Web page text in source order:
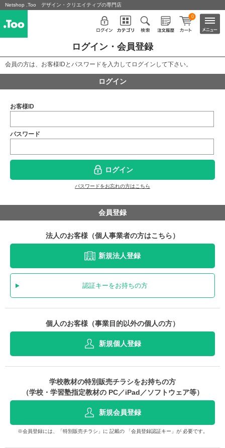
Netshop .Too デザイン・クリエイティブの専門店
0
ログイン・会員登録
会員の方は、お客様IDとパスワードを入力してログインして下さい。
ログイン
お客様ID
パスワード
ログイン
パスワードをお忘れの方はこちら
会員登録
法人のお客様（個人事業者の方はこちら）
新規法人登録
認証キーをお持ちの方
個人のお客様（事業目的以外の個人の方）
新規個人登録
学校教材の特別販売チラシをお持ちの方
（学校・学習塾指定教材の PC／iPad／ソフトウェア等）
新規会員登録
※会員登録には、「特別販売チラシ」に 記載の 「会員登録認証キー」が 必要です。